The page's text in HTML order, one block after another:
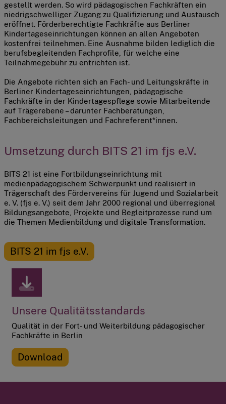
gestellt werden. So wird pädagogischen Fachkräften ein
niedrigschwelliger Zugang zu Qualifizierung und Austausch
eröffnet. Förderberechtigte Fachkräfte aus Berliner
Kindertageseinrichtungen können an allen Angeboten
kostenfrei teilnehmen. Eine Ausnahme bilden lediglich die
berufsbegleitenden Fachprofile, für welche eine
Teilnahmegebühr zu entrichten ist.
Die Angebote richten sich an Fach- und Leitungskräfte in
Berliner Kindertageseinrichtungen, pädagogische
Fachkräfte in der Kindertagespflege sowie Mitarbeitende
auf Trägerebene – darunter Fachberatungen,
Fachbereichsleitungen und Fachreferent*innen.
Umsetzung durch BITS 21 im fjs e.V.
BITS 21 ist eine Fortbildungseinrichtung mit
medienpädagogischem Schwerpunkt und realisiert in
Trägerschaft des Fördervereins für Jugend und Sozialarbeit
e. V. (fjs e. V.) seit dem Jahr 2000 regional und überregional
Bildungsangebote, Projekte und Begleitprozesse rund um
die Themen Medienbildung und digitale Transformation.
BITS 21 im fjs e.V.
Unsere Qualitätsstandards
Qualität in der Fort- und Weiterbildung pädagogischer
Fachkräfte in Berlin
Download